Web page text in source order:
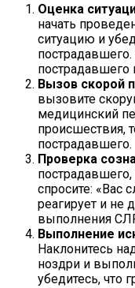
Оценка
начать
ситуацию и
пострадавшего
Вызов скорой
вызовите
медицинский
происшествия,
пострадавшего.
Проверка
пострадавшего,
спросите: «Вас
реагирует и не
выполнения
Выполнение
Наклонитесь
ноздри и
убедитесь, что